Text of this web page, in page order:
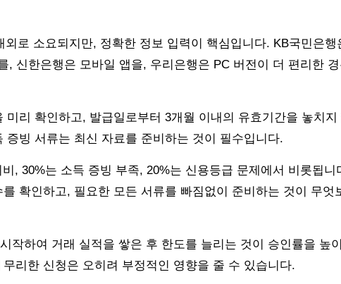
외로 소요되지만, 정확한 정보 입력이 핵심입니다. KB국민은행
, 신한은행은 모바일 앱을, 우리은행은 PC 버전이 더 편리한
미리 확인하고, 발급일로부터 3개월 이내의 유효기간을 놓치지
증빙 서류는 최신 자료를 준비하는 것이 필수입니다.
, 30%는 소득 증빙 부족, 20%는 신용등급 문제에서 비롯됩니
확인하고, 필요한 모든 서류를 빠짐없이 준비하는 것이 무엇
작하여 거래 실적을 쌓은 후 한도를 늘리는 것이 승인률을 높
리한 신청은 오히려 부정적인 영향을 줄 수 있습니다.